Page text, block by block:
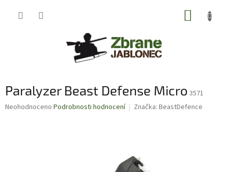
Paralyzer Beast Defense Micro 3571
Průměrné
Neohodnoceno Podrobnosti hodnocení Značka: BeastDefence